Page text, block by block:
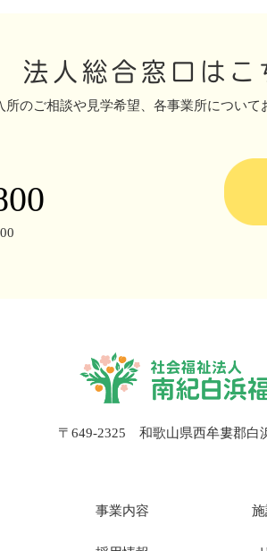
法人総合窓口はこ
所のご相談や見学希望、 各事業所について
〒649-2325 和歌山県西牟婁郡白
事業内容